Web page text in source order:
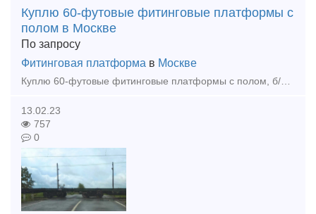
Куплю 60-футовые фитинговые платформы с
полом в Москве
По запросу
Фитинговая платформа в Москве
Куплю 60-футовые фитинговые платформы с полом, б/у любого года, любое количество Тип предложения: требуется продукция
13.02.23
757
0